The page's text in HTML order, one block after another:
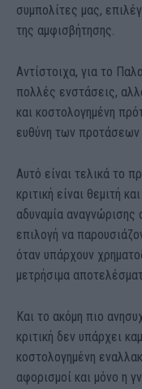
συμπολίτες μας,
της αμφισβήτησης.
Αντίστοιχα, για το
πολλές ενστάσεις,
και κοστολογημένη
ευθύνη των προτάσεων
Αυτό είναι τελικά το
κριτική είναι θεμιτή
αδυναμία αναγνώρισης
επιλογή να
όταν υπάρχουν
μετρήσιμα
Και το ακόμη πιο
κριτική δεν υπάρχει
κοστολογημένη
αφορισμοί και μόνο η